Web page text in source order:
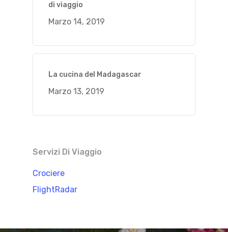
di viaggio
Marzo 14, 2019
La cucina del Madagascar
Marzo 13, 2019
Servizi Di Viaggio
Crociere
FlightRadar